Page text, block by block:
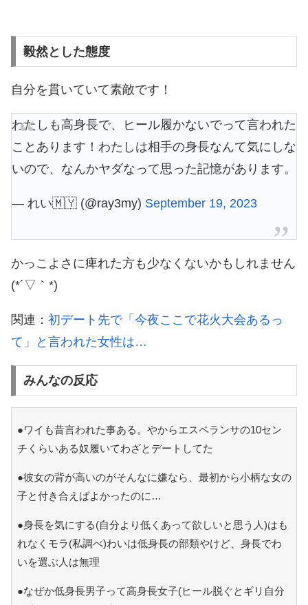
毅然とした態度
自分を貫いていて素敵です！
わたしも高身長で、ヒール履かないでって言われた
ことあります！わたしは相手の身長なんて気にしな
いので、なんかヤダなって思った記憶があります。
— れい🇲🇾 (@ray3my) September 19, 2023
かっこよさに痺れた方も少なくないかもしれません
(*´▽｀*)
関連： 初デート先で「今夜ここで花火大会あるっ
て」と言われた女性は…
みんなの反応
●ワイも昔言われた事ある。やからエスペランサの10セン
チくらいある奴履いてわざとデートしてた
●彼女の背が高いのがそんなに嫌なら、最初から小柄な女の
子と付き合えばよかったのに…
●身長を気にする(自分より低くあって欲しいと思う人)はも
れなくモラ(私調べ)わいは低身長の部類やけど、身長でわ
いを選ぶ人は無理
●なぜか低身長男子って高身長女子(ヒール脱ぐとギリ自分